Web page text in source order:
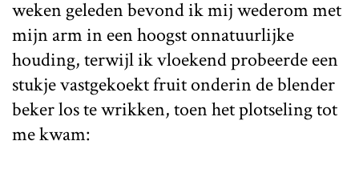
weken geleden bevond ik mij wederom met
mijn arm in een hoogst onnatuurlijke
houding, terwijl ik vloekend probeerde een
stukje vastgekoekt fruit onderin de blender
beker los te wrikken, toen het plotseling tot
me kwam: